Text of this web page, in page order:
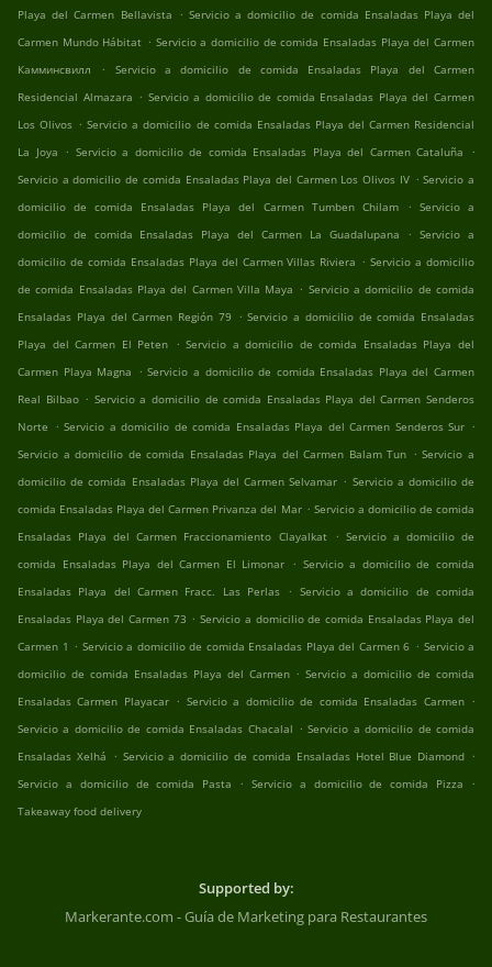
Playa del Carmen Bellavista . Servicio a domicilio de comida Ensaladas Playa del
Carmen Mundo Hábitat . Servicio a domicilio de comida Ensaladas Playa del Carmen
Камминсвилл
.
Servicio a domicilio de comida Ensaladas Playa del Carmen
Residencial Almazara . Servicio a domicilio de comida Ensaladas Playa del Carmen
Los Olivos . Servicio a domicilio de comida Ensaladas Playa del Carmen Residencial
La Joya . Servicio a domicilio de comida Ensaladas Playa del Carmen Cataluña
.
Servicio a domicilio de comida Ensaladas Playa del Carmen Los Olivos IV . Servicio a
domicilio de comida Ensaladas Playa del Carmen Tumben Chilam
. Servicio a
domicilio de comida Ensaladas Playa del Carmen La Guadalupana
. Servicio a
domicilio de comida Ensaladas Playa del Carmen Villas Riviera . Servicio a domicilio
de comida Ensaladas Playa del Carmen Villa Maya . Servicio a domicilio de comida
Ensaladas Playa del Carmen Región 79 . Servicio a domicilio de comida Ensaladas
Playa del Carmen El Peten . Servicio a domicilio de comida Ensaladas Playa del
Carmen Playa Magna . Servicio a domicilio de comida Ensaladas Playa del Carmen
Real Bilbao . Servicio a domicilio de comida Ensaladas Playa del Carmen Senderos
Norte . Servicio a domicilio de comida Ensaladas Playa del Carmen Senderos Sur .
Servicio a domicilio de comida Ensaladas Playa del Carmen Balam Tun . Servicio a
domicilio de comida Ensaladas Playa del Carmen Selvamar . Servicio a domicilio de
comida Ensaladas Playa del Carmen Privanza del Mar . Servicio a domicilio de comida
Ensaladas Playa del Carmen Fraccionamiento Clayalkat
. Servicio a domicilio de
comida Ensaladas Playa del Carmen El Limonar . Servicio a domicilio de comida
Ensaladas Playa del Carmen Fracc. Las Perlas . Servicio a domicilio de comida
Ensaladas Playa del Carmen 73 . Servicio a domicilio de comida Ensaladas Playa del
Carmen 1 . Servicio a domicilio de comida Ensaladas Playa del Carmen 6 . Servicio a
domicilio de comida Ensaladas Playa del Carmen . Servicio a domicilio de comida
Ensaladas Carmen Playacar . Servicio a domicilio de comida Ensaladas Carmen .
Servicio a domicilio de comida Ensaladas Chacalal . Servicio a domicilio de comida
Ensaladas Xelhá . Servicio a domicilio de comida Ensaladas Hotel Blue Diamond .
Servicio a domicilio de comida Pasta . Servicio a domicilio de comida Pizza .
Takeaway food delivery
Supported by:
Markerante.com - Guía de Marketing para Restaurantes